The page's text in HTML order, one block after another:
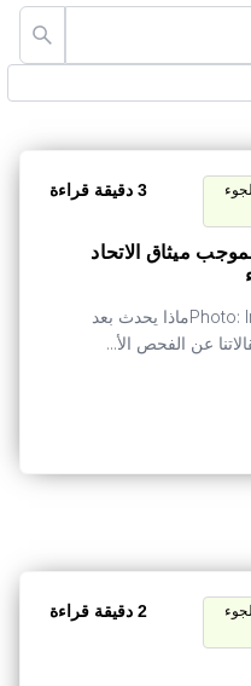
3 دقيقة قراءة
ميثاق الاتحاد
Photo: International Rescue Committeeماذا يحدث بعد
عن الفحص الأ...
2 دقيقة قراءة